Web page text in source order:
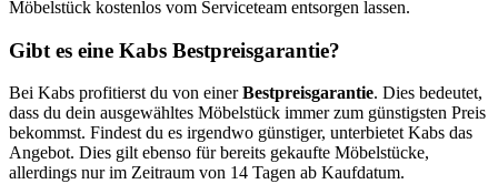
Möbelstück kostenlos vom Serviceteam entsorgen lassen.
Gibt es eine Kabs Bestpreisgarantie?
Bei Kabs profitierst du von einerBestpreisgarantie. Dies bedeutet,
dass du dein ausgewähltes Möbelstück immer zum günstigsten Preis
bekommst. Findest du es irgendwo günstiger, unterbietet Kabs das
Angebot. Dies gilt ebenso für bereits gekaufte Möbelstücke,
allerdings nur im Zeitraum von 14 Tagen ab Kaufdatum.